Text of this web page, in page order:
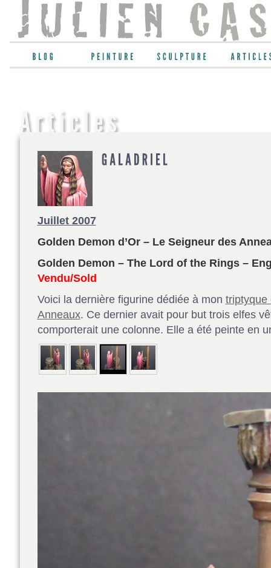
Juillet 2007
Golden Demon d’Or – Le Seigneur des
Golden Demon – The Lord of the Rings –
Vendu/Sold
Voici la dernière figurine dédiée à mon triptyque
Anneaux. Ce dernier avait pour but trois elfes
comporterait une colonne. Elle a été peinte en